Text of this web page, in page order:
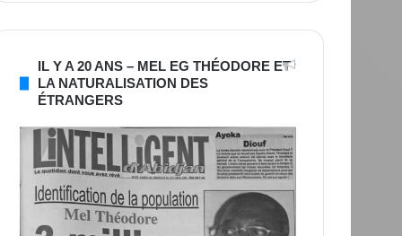
IL Y A 20 ANS – MEL EG THÉODORE ET
LA NATURALISATION DES
ÉTRANGERS